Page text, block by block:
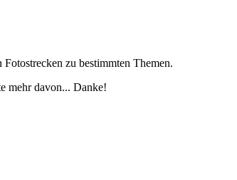
zu bestimmten Themen.
mehr davon... Danke!